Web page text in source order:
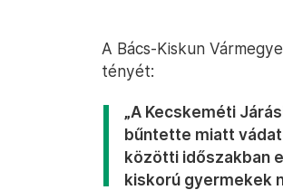
A Bács-Kiskun
tényét:
„A Kecskeméti
bűntette miatt vádat
közötti időszakban
kiskorú gyermekek